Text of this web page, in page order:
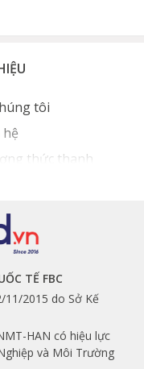
Úc
Úc
dụng cho việc chế
nội, thăn ngoại,
tôi
hệ
thức thanh
dụng
NGAY
TẾ FBC
11/2015 do Sở Kế
HAN có hiệu lực
và Môi Trường